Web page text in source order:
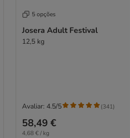
5 opções
Josera Adult Festival
12,5 kg
58,49 €
4,68 € / kg
Avaliar: 4.5/5 (341)